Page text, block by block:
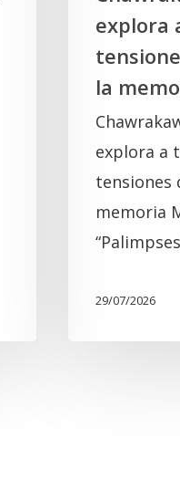
memoria
Mapuche
explora
la
explora a
tensiones
memoria
29/07/2026